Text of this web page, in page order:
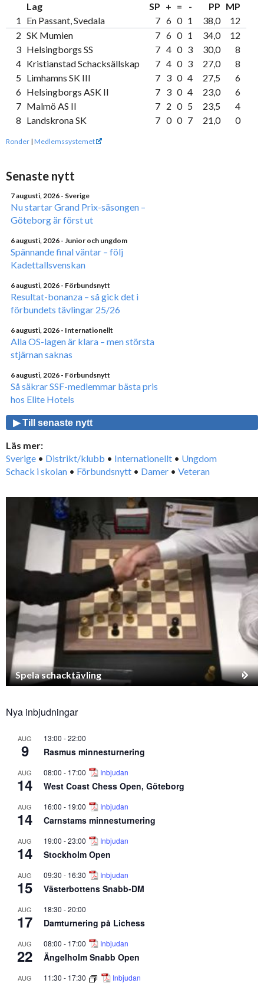
Lag SP + = - PP MP
1
En Passant, Svedala 7 6 0 1 38,0
12
2 SK Mumien 7 6 0 1 34,0
12
3 Helsingborgs SS 7 4 0 3 30,0
8
4 Kristianstad Schacksällskap 7 4 0 3 27,0
8
5 Limhamns SK III 7 3 0 4 27,5
6
6 Helsingborgs ASK II 7 3 0 4 23,0
6
7 Malmö AS II 7 2 0 5 23,5
4
8 Landskrona SK 7 0 0 7 21,0 0
Ronder | Medlemssystemet
Senaste nytt
7 augusti, 2026 - Sverige
Nu startar Grand Prix-säsongen –
Göteborg är först ut
6 augusti, 2026 - Junior och ungdom
Spännande final väntar – följ
Kadettallsvenskan
6 augusti, 2026 - Förbundsnytt
Resultat-bonanza – så gick det i
förbundets tävlingar 25/26
6 augusti, 2026 - Internationellt
Alla OS-lagen är klara – men största
stjärnan saknas
6 augusti, 2026 - Förbundsnytt
Så säkrar SSF-medlemmar bästa pris
hos Elite Hotels
▶ Till senaste nytt
Läs mer:
Sverige • Distrikt/klubb • Internationellt • Ungdom
Schack i skolan • Förbundsnytt • Damer • Veteran
Spela schacktävling
Nya inbjudningar
AUG
9
13:00 -22:00
Rasmus minnesturnering
AUG
14
08:00 - 17:00 Inbjudan
West Coast Chess Open, Göteborg
AUG
14
16:00 - 19:00 Inbjudan
Carnstams minnesturnering
AUG
14
19:00 -23:00 Inbjudan
Stockholm Open
AUG
15
09:30 - 16:30 Inbjudan
Västerbottens Snabb-DM
AUG
17
18:30 -20:00
Damturnering på Lichess
AUG
22
08:00 - 17:00 Inbjudan
Ängelholm Snabb Open
AUG 11:30 - 17:30 Inbjudan